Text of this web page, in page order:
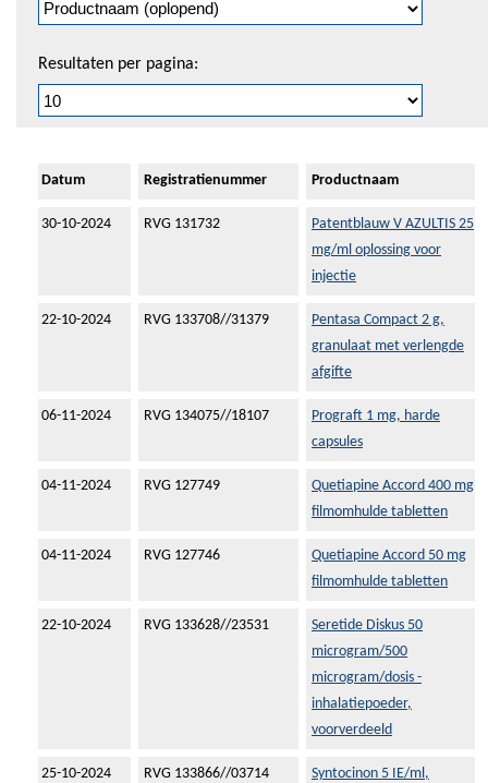
pagineren
Resultaten per pagina:
Datum Registratienummer Productnaam
30-10-2024 RVG 131732
Patentblauw V AZULTIS 25
mg/ml oplossing voor
injectie
22-10-2024 RVG 133708//31379
Pentasa Compact 2 g,
granulaat met verlengde
afgifte
06-11-2024 RVG 134075//18107
Prograft 1 mg, harde
capsules
04-11-2024 RVG 127749
Quetiapine Accord 400 mg
filmomhulde tabletten
04-11-2024 RVG 127746
Quetiapine Accord 50 mg
filmomhulde tabletten
22-10-2024 RVG 133628//23531
Seretide Diskus 50
microgram/500
microgram/dosis -
inhalatiepoeder,
voorverdeeld
25-10-2024 RVG 133866//03714
Syntocinon 5 IE/ml,